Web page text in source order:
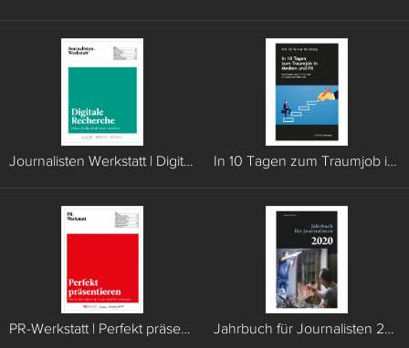
Journalisten Werkstatt | Digitale Recherche In 10 Tagen zum Traumjob in Medien und PR
PR-Werkstatt | Perfekt präsentieren Jahrbuch für Journalisten 2020